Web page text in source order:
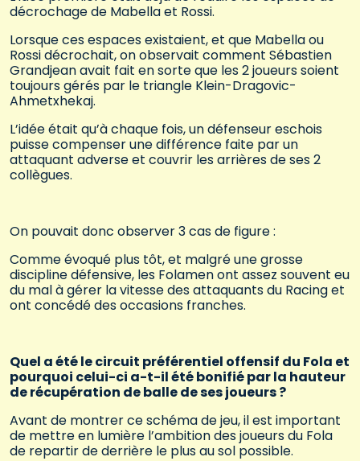
décrochage de Mabella et Rossi.
Lorsque ces espaces existaient, et que Mabella ou
Rossi décrochait, on observait comment Sébastien
Grandjean avait fait en sorte que les 2 joueurs soient
toujours gérés par le triangle Klein-Dragovic-
Ahmetxhekaj.
L’idée était qu’à chaque fois, un défenseur eschois
puisse compenser une différence faite par un
attaquant adverse et couvrir les arrières de ses 2
collègues.
On pouvait donc observer 3 cas de figure :
Comme évoqué plus tôt, et malgré une grosse
discipline défensive, les Folamen ont assez souvent eu
du mal à gérer la vitesse des attaquants du Racing et
ont concédé des occasions franches.
Quel a été le circuit préférentiel offensif du Fola et
pourquoi celui-ci a-t-il été bonifié par la hauteur
de récupération de balle de ses joueurs ?
Avant de montrer ce schéma de jeu, il est important
de mettre en lumière l’ambition des joueurs du Fola
de repartir de derrière le plus au sol possible.